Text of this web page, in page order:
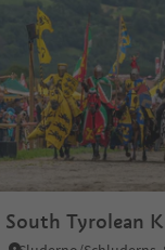
South Tyrolean